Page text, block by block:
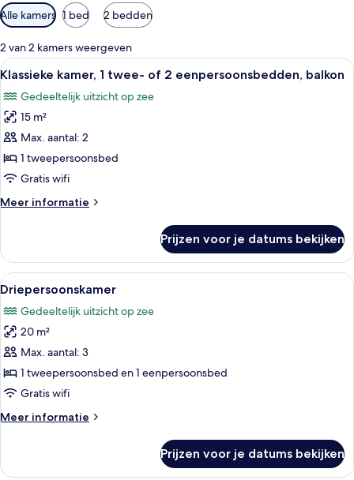
Beschikbare
filters
voor
kamers
Alle kamers 1 bed 2 bedden
2 van 2 kamers weergeven
Alle
foto's
voor
Klassieke
kamer,
1
twee-
2
laden
Een hotelkamer met een groot bed,
4
Klassieke kamer, 1 twee- of 2 eenpersoonsbedden, balkon
Gedeeltelijk uitzicht op zee
15 m²
Max. aantal: 2
1 tweepersoonsbed
Gratis wifi
Meer informatie
Meer
kamer,
twee-
2
eenpersoonsbedden,
Prijzen voor je datums bekijken
Alle
foto's
voor
Driepersoonskamer
laden
Een moderne slaapkamer met een
8
Driepersoonskamer
Gedeeltelijk uitzicht op zee
20 m²
Max. aantal: 3
1 tweepersoonsbed en 1 eenpersoonsbed
Gratis wifi
Meer informatie
Meer
Prijzen voor je datums bekijken